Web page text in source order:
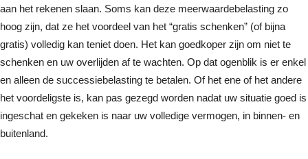
aan het rekenen slaan. Soms kan deze meerwaardebelasting zo
hoog zijn, dat ze het voordeel van het “gratis schenken” (of bijna
gratis) volledig kan teniet doen. Het kan goedkoper zijn om niet te
schenken en uw overlijden af te wachten. Op dat ogenblik is er enkel
en alleen de successiebelasting te betalen. Of het ene of het andere
het voordeligste is, kan pas gezegd worden nadat uw situatie goed is
ingeschat en gekeken is naar uw volledige vermogen, in binnen- en
buitenland.